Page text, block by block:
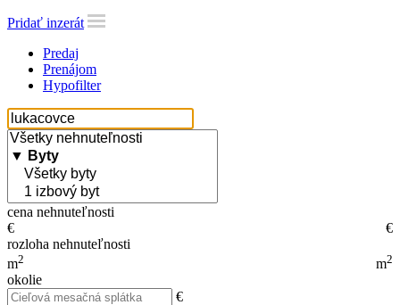
Pridať inzerát
Predaj
Prenájom
Hypofilter
cena nehnuteľnosti
€
€
rozloha nehnuteľnosti
m2 m2
okolie
€